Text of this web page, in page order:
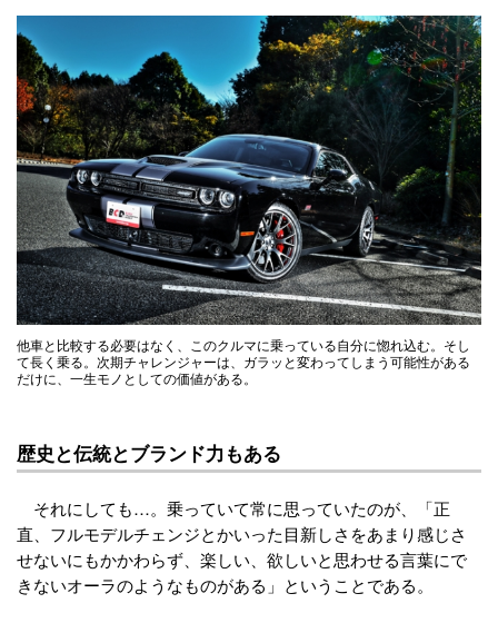
他車と比較する必要はなく、このクルマに乗っている自分に惚れ込む。そし
て長く乗る。次期チャレンジャーは、ガラッと変わってしまう可能性がある
だけに、一生モノとしての価値がある。
歴史と伝統とブランド力もある
それにしても…。乗っていて常に思っていたのが、「正
直、フルモデルチェンジとかいった目新しさをあまり感じさ
せないにもかかわらず、楽しい、欲しいと思わせる言葉にで
きないオーラのようなものがある」ということである。